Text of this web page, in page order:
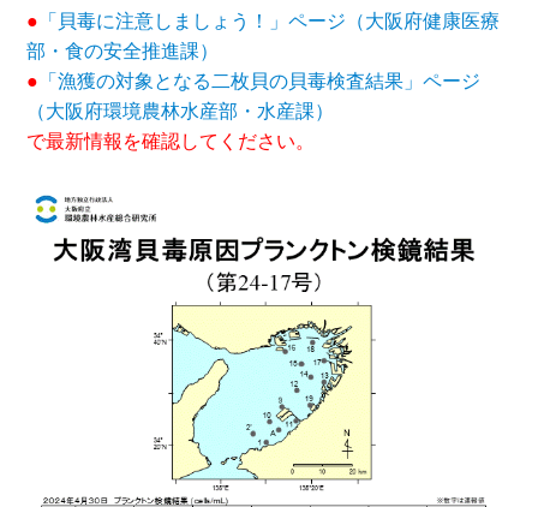
● 「貝毒に注意しましょう！」ページ（大阪府健康医療
部・食の安全推進課）
● 「漁獲の対象となる二枚貝の貝毒検査結果」ページ
（大阪府環境農林水産部・水産課）
で最新情報を確認してください。